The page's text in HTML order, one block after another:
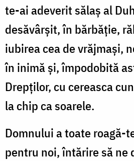
te-ai adeverit sălaș al
desăvârșit, în bărbăție,
iubirea cea de vrăjmași,
în inimă și, împodobită
Drepților, cu cereasca
la chip ca soarele.
Domnului a toate roagă-
pentru noi, întărire să ne